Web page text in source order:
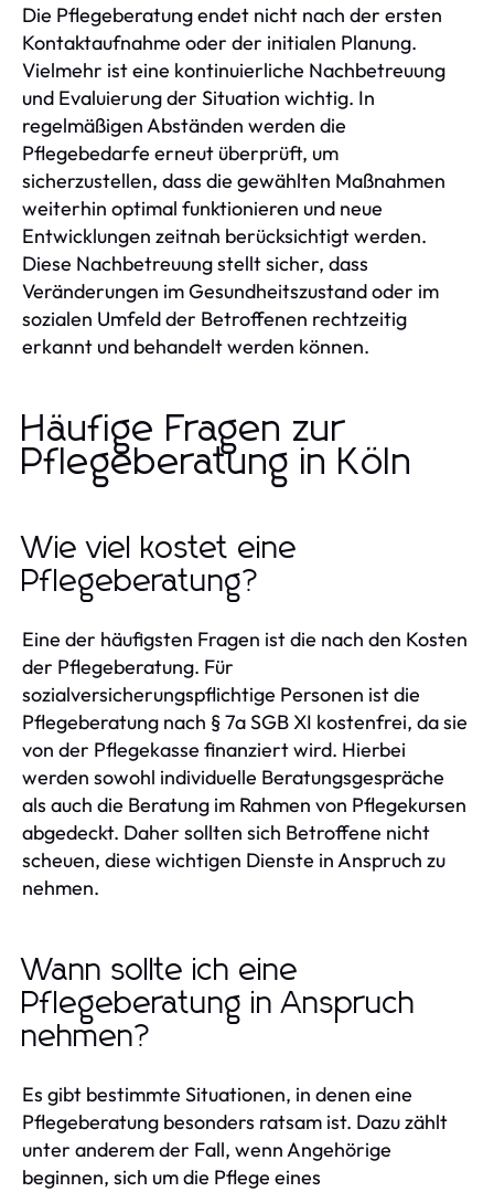
Die Pflegeberatung endet nicht nach der ersten
Kontaktaufnahme oder der initialen Planung.
Vielmehr ist eine kontinuierliche Nachbetreuung
und Evaluierung der Situation wichtig. In
regelmäßigen Abständen werden die
Pflegebedarfe erneut überprüft, um
sicherzustellen, dass die gewählten Maßnahmen
weiterhin optimal funktionieren und neue
Entwicklungen zeitnah berücksichtigt werden.
Diese Nachbetreuung stellt sicher, dass
Veränderungen im Gesundheitszustand oder im
sozialen Umfeld der Betroffenen rechtzeitig
erkannt und behandelt werden können.
Häufige Fragen zur
Pflegeberatung in Köln
Wie viel kostet eine
Pflegeberatung?
Eine der häufigsten Fragen ist die nach den Kosten
der Pflegeberatung. Für
sozialversicherungspflichtige Personen ist die
Pflegeberatung nach § 7a SGB XI kostenfrei, da sie
von der Pflegekasse finanziert wird. Hierbei
werden sowohl individuelle Beratungsgespräche
als auch die Beratung im Rahmen von Pflegekursen
abgedeckt. Daher sollten sich Betroffene nicht
scheuen, diese wichtigen Dienste in Anspruch zu
nehmen.
Wann sollte ich eine
Pflegeberatung in Anspruch
nehmen?
Es gibt bestimmte Situationen, in denen eine
Pflegeberatung besonders ratsam ist. Dazu zählt
unter anderem der Fall, wenn Angehörige
beginnen, sich um die Pflege eines